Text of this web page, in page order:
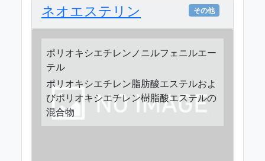
ネオエステリン その他
ポリオキシエチレンノニルフェニルエー
テル
ポリオキシエチレン脂肪酸エステルおよ
びポリオキシエチレン樹脂酸エステルの
混合物